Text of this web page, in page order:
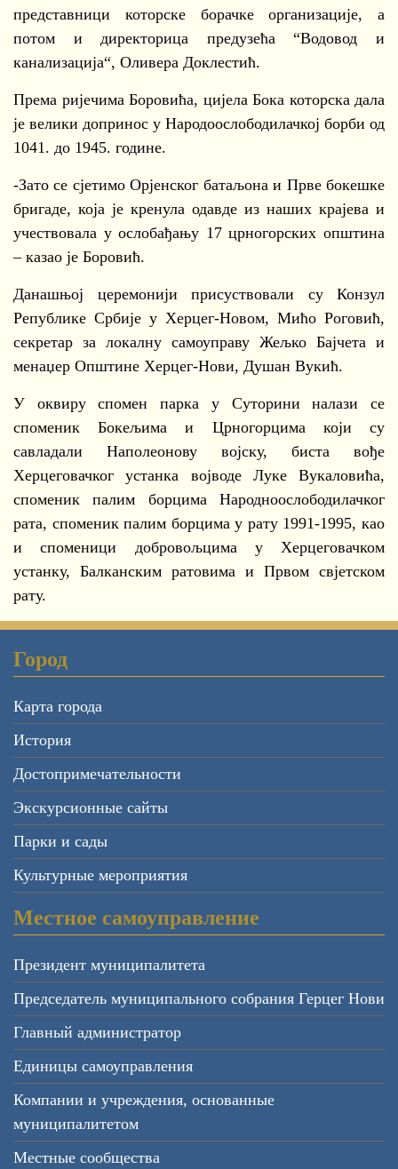
представници которске борачке организације, а
потом и директорица предузећа “Водовод и
канализација“, Оливера Доклестић.
Према ријечима Боровића, цијела Бока которска дала
је велики допринос у Народоослободилачкој борби од
1041. до 1945. године.
-Зато се сјетимо Орјенског батаљона и Прве бокешке
бригаде, која је кренула одавде из наших крајева и
учествовала у ослобађању 17 црногорских општина
– казао је Боровић.
Данашњој церемонији присуствовали су Конзул
Републике Србије у Херцег-Новом, Мићо Роговић,
секретар за локалну самоуправу Жељко Бајчета и
менаџер Општине Херцег-Нови, Душан Вукић.
У оквиру спомен парка у Суторини налази се
споменик Бокељима и Црногорцима који су
савладали Наполеонову војску, биста вође
Херцеговачког устанка војводе Луке Вукаловића,
споменик палим борцима Народноослободилачког
рата, споменик палим борцима у рату 1991-1995, као
и споменици добровољцима у Херцеговачком
устанку, Балканским ратовима и Првом свјетском
рату.
Город
Карта города
История
Достопримечательности
Экскурсионные сайты
Парки и сады
Культурные мероприятия
Местное самоуправление
Президент муниципалитета
Председатель муниципального собрания Герцег Нови
Главный администратор
Единицы самоуправления
Компании и учреждения, основанные
муниципалитетом
Местные сообщества